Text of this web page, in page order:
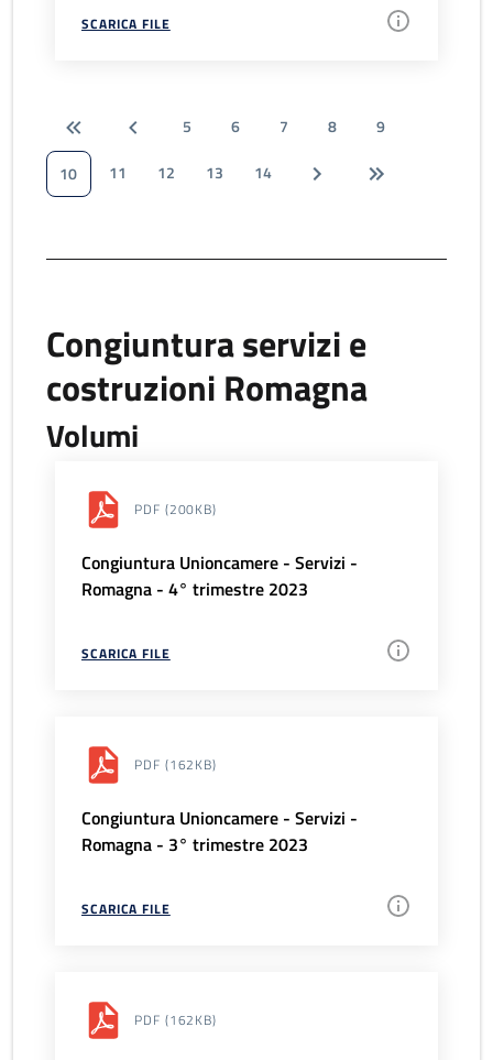
SCARICA FILE
5 6 7 8
9
10
11 12 13 14
Congiuntura servizi e
costruzioni Romagna
Volumi
PDF (200KB)
Congiuntura Unioncamere - Servizi -
Romagna - 4° trimestre 2023
SCARICA FILE
PDF (162KB)
Congiuntura Unioncamere - Servizi -
Romagna - 3° trimestre 2023
SCARICA FILE
PDF (162KB)